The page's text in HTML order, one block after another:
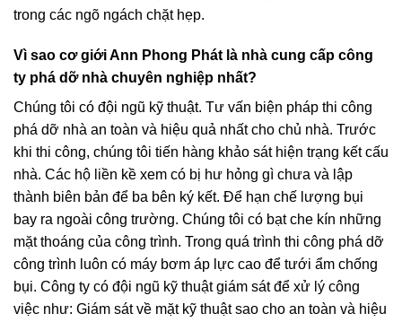
trong các ngõ ngách chặt hẹp.
Vì sao cơ giới Ann Phong Phát là nhà cung cấp công
ty phá dỡ nhà chuyên nghiệp nhất?
Chúng tôi có đội ngũ kỹ thuật. Tư vấn biện pháp thi công
phá dỡ nhà an toàn và hiệu quả nhất cho chủ nhà. Trước
khi thi công, chúng tôi tiến hàng khảo sát hiện trạng kết cấu
nhà. Các hộ liền kề xem có bị hư hỏng gì chưa và lập
thành biên bản để ba bên ký kết. Để hạn chế lượng bụi
bay ra ngoài công trường. Chúng tôi có bạt che kín những
mặt thoáng của công trình. Trong quá trình thi công phá dỡ
công trình luôn có máy bơm áp lực cao để tưới ẩm chống
bụi. Công ty có đội ngũ kỹ thuật giám sát để xử lý công
việc như: Giám sát về mặt kỹ thuật sao cho an toàn và hiệu